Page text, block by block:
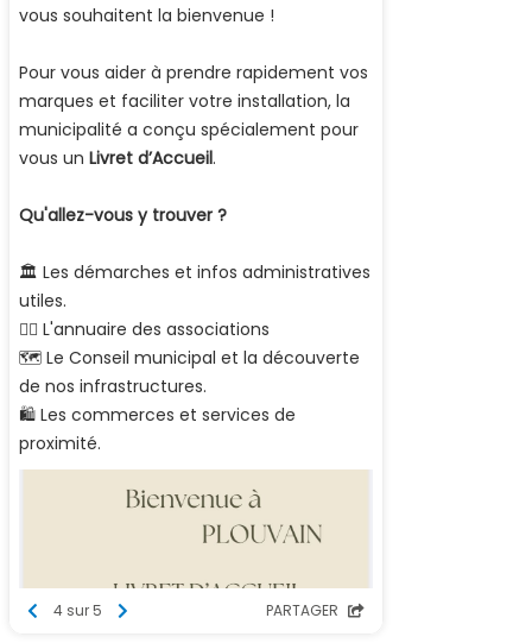
vous souhaitent la bienvenue !
​Pour vous aider à prendre rapidement vos
marques et faciliter votre installation, la
municipalité a conçu spécialement pour
vous un Livret d’Accueil.
Qu'allez-vous y trouver ?
​🏛️ Les démarches et infos administratives
utiles.
​🏃‍♂️ L'annuaire des associations
​🗺️ Le Conseil municipal et la découverte
de nos infrastructures.
​🛍️ Les commerces et services de
proximité.
4 sur 5 PARTAGER